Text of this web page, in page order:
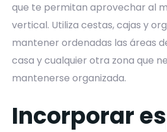
que te permitan aprovechar al
vertical. Utiliza cestas, cajas y
mantener ordenadas las áreas
casa y cualquier otra zona que
mantenerse organizada.
Incorporar